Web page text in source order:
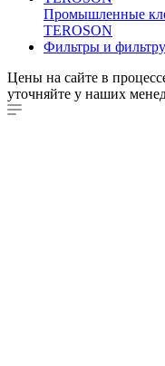
Промышленные
TEROSON
Фильтры и
Цены на сайте в
уточняйте у наших